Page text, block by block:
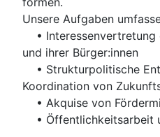
Unsere Aufgaben
• Interessenvertretung
und ihrer Bürger:innen
• Strukturpolitische
Koordination von
• Akquise von
• Öffentlichkeitsarbeit